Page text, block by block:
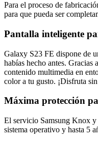
Para el proceso de
para que pueda ser
Pantalla inteligente
Galaxy S23 FE dispone de
habías hecho antes.
contenido multimedia en
color a tu gusto. ¡Disfruta
Máxima protección
El servicio Samsung Knox y
sistema operativo y hasta 5